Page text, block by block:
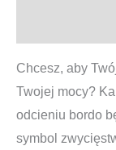
Chcesz, aby
Twojej mocy?
odcieniu bordo
symbol